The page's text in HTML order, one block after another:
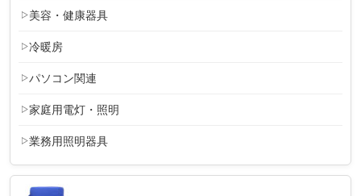
美容・健康器具
冷暖房
パソコン関連
家庭用電灯・照明
業務用照明器具